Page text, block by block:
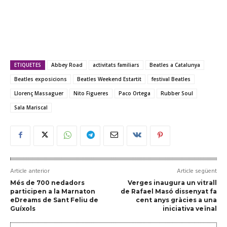
ETIQUETES Abbey Road activitats familiars
Beatles a Catalunya
Beatles exposicions
Beatles Weekend Estartit
festival Beatles
Llorenç Massaguer
Nito Figueres Paco Ortega
Rubber Soul
Sala Mariscal
Article anterior
Més de 700 nedadors
participen a la Marnaton
eDreams de Sant Feliu de
Guíxols
Article següent
Verges inaugura un vitrall
de Rafael Masó dissenyat fa
cent anys gràcies a una
iniciativa veïnal